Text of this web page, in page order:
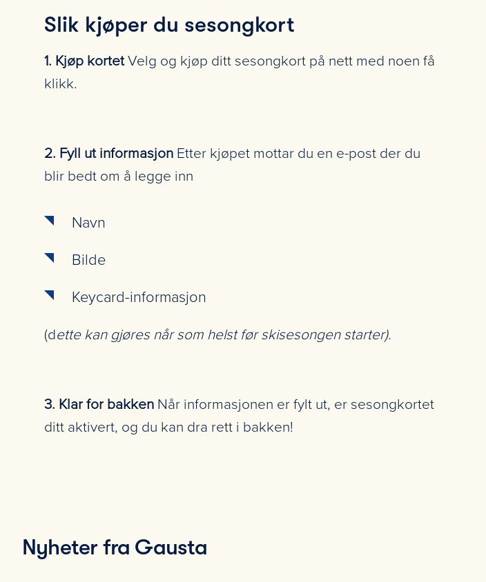
Slik kjøper du sesongkort
1. Kjøp kortetVelg og kjøp ditt sesongkort på nett med noen få
klikk.
2. Fyll ut informasjon Etter kjøpet mottar du en e-post der du
blir bedt om å legge inn
Navn
Bilde
Keycard-informasjon
(dette kan gjøres når som helst før skisesongen starter).
3. Klar for bakken Når informasjonen er fylt ut, er sesongkortet
ditt aktivert, og du kan dra rett i bakken!
Nyheter fra Gausta